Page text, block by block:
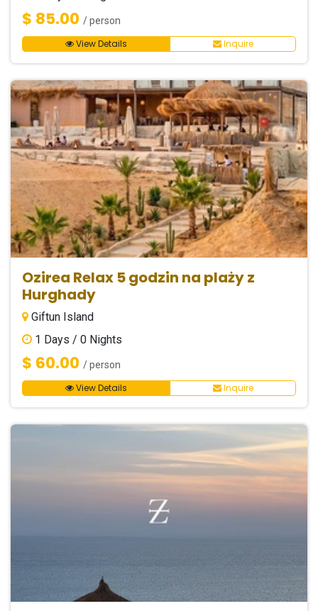
$ 85.00 / person
View Details Inquire
Ozirea Relax 5 godzin na plaży z
Hurghady
Giftun Island
1 Days / 0 Nights
$ 60.00 / person
View Details Inquire